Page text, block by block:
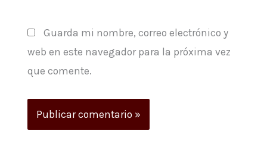
Guarda mi nombre, correo electrónico y
web en este navegador para la próxima vez
que comente.